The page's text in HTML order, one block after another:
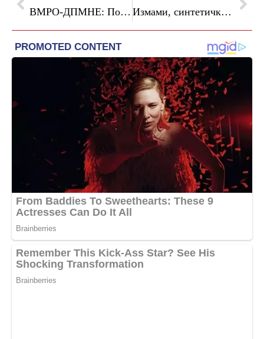
ВМРО-ДПМНЕ: Позитивните економски параметри, потврдени и од Евростат, им сметаат на СДС Измами, синтетички идентитети и дипфејк содржини: како Binance ја преобликува усогласеноста